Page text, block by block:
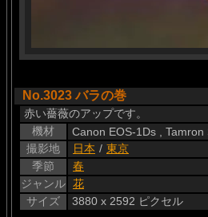
No.3023 バラの巻
赤い薔薇のアップです。
機材
Canon EOS-1Ds ,
撮影地
日本 / 東京
季節
春
ジャンル 花
サイズ
3880 x 2592 ピクセル